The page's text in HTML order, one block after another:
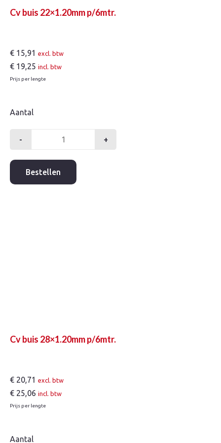
Cv buis 22×1.20mm p/6mtr.
€ 15,91 excl. btw
€ 19,25 incl. btw
Prijs per lengte
Aantal
-
buis
22x1.20mm
p/6mtr.
+
Bestellen
Cv buis 28×1.20mm p/6mtr.
€ 20,71 excl. btw
€ 25,06 incl. btw
Prijs per lengte
Aantal